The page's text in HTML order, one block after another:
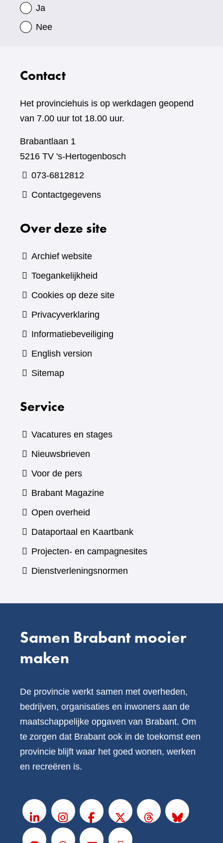
Ja
Nee
Contact
Het provinciehuis is op werkdagen geopend
van 7.00 uur tot 18.00 uur.
Brabantlaan 1
5216 TV 's-Hertogenbosch
073-6812812
Contactgegevens
Over deze site
Archief website
Toegankelijkheid
Cookies op deze site
Privacyverklaring
Informatiebeveiliging
English version
Sitemap
Service
Vacatures en stages
Nieuwsbrieven
Voor de pers
Brabant Magazine(verwijst
andere
website)
Open overheid
Dataportaal en Kaartbank(verwijst
naar
Projecten- en campagnesites
Dienstverleningsnormen
Samen Brabant mooier
maken
De provincie werkt samen met overheden,
bedrijven, organisaties en inwoners aan de
maatschappelijke opgaven van Brabant. Om
te zorgen dat Brabant ook in de toekomst een
provincie blijft waar het goed wonen, werken
en recreëren is.
LinkedInInstagramFacebook
X